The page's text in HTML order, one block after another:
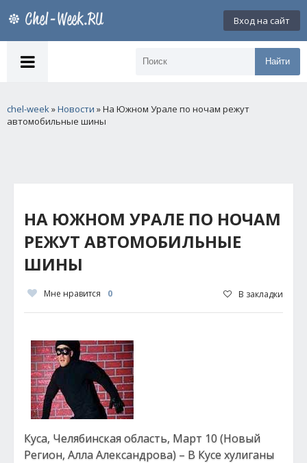
Вход на сайт
Найти
chel-week»Новости » На Южном Урале по ночам режут
автомобильные шины
НА ЮЖНОМ УРАЛЕ ПО НОЧАМ
РЕЖУТ АВТОМОБИЛЬНЫЕ
ШИНЫ
Мне нравится 0 В закладки
Куса, Челябинская область, Март 10 (Новый
Регион, Алла Александрова) – В Кусе хулиганы